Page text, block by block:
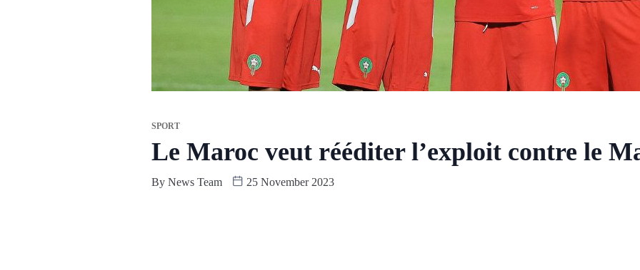
SPORT
Le Maroc veut rééditer l’exploit contre le
By News Team 25 November 2023